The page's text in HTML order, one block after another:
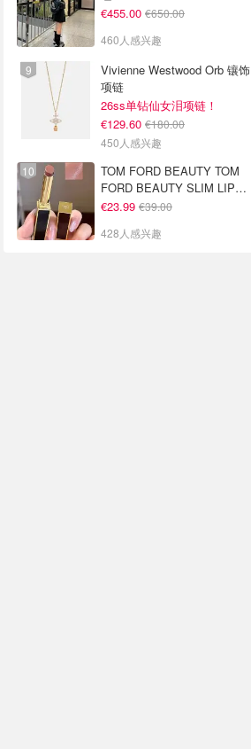
€455.00 €650.00
460人感兴趣
Vivienne Westwood Orb 镶饰
项链
26ss单钻仙女泪项链！
€129.60 €180.00
450人感兴趣
TOM FORD BEAUTY TOM
FORD BEAUTY SLIM LIP
COLOR SHINE 口红 open
€23.99 €39.00
428人感兴趣